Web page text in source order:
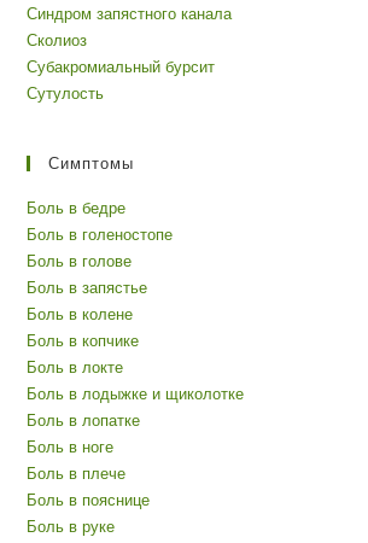
Синдром запястного канала
Сколиоз
Субакромиальный бурсит
Сутулость
Симптомы
Боль в бедре
Боль в голеностопе
Боль в голове
Боль в запястье
Боль в колене
Боль в копчике
Боль в локте
Боль в лодыжке и щиколотке
Боль в лопатке
Боль в ноге
Боль в плече
Боль в пояснице
Боль в руке